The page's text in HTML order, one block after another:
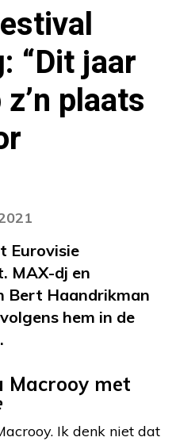
“Dit jaar
plaats
Eurovisie
MAX-dj en
Bert Haandrikman
hem in de
Macrooy met
Ik denk niet dat